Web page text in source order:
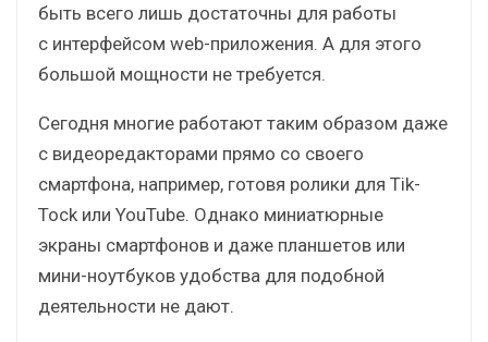
быть всего лишь достаточны для работы
с интерфейсом web-приложения. А для этого
большой мощности не требуется.
Сегодня многие работают таким образом даже
с видеоредакторами прямо со своего
смартфона, например, готовя ролики для Tik-
Tock или YouTube. Однако миниатюрные
экраны смартфонов и даже планшетов или
мини-ноутбуков удобства для подобной
деятельности не дают.